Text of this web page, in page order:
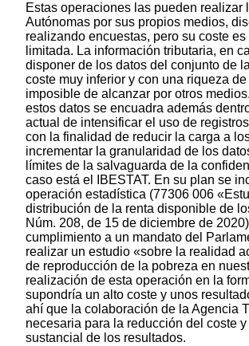
Estas operaciones las pueden realizar
Autónomas por sus propios medios,
realizando encuestas, pero su coste
limitada. La información tributaria, en
disponer de los datos del conjunto de
coste muy inferior y con una riqueza
imposible de alcanzar por otros
estos datos se encuadra además
actual de intensificar el uso de
con la finalidad de reducir la carga a
incrementar la granularidad de los
límites de la salvaguarda de la
caso está el IBESTAT. En su plan se
operación estadística (77306 006
distribución de la renta disponible de
Núm. 208, de 15 de diciembre de
cumplimiento a un mandato del
realizar un estudio «sobre la realidad
de reproducción de la pobreza en
realización de esta operación en la
supondría un alto coste y unos
ahí que la colaboración de la Agencia
necesaria para la reducción del coste
sustancial de los resultados.